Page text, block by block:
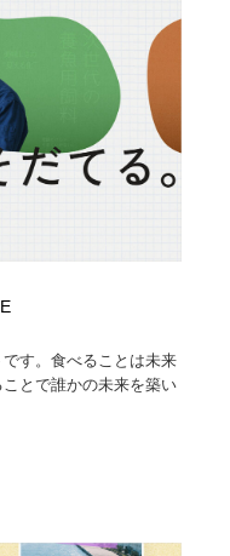
す。食べることは未来
とで誰かの未来を築い